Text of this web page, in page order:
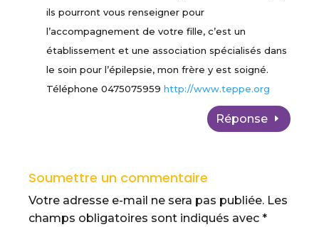
ils pourront vous renseigner pour
l’accompagnement de votre fille, c’est un
établissement et une association spécialisés dans
le soin pour l’épilepsie, mon frère y est soigné.
Téléphone 0475075959http://www.teppe.org
Réponse
Soumettre un commentaire
Votre adresse e-mail ne sera pas publiée. Les
champs obligatoires sont indiqués avec*